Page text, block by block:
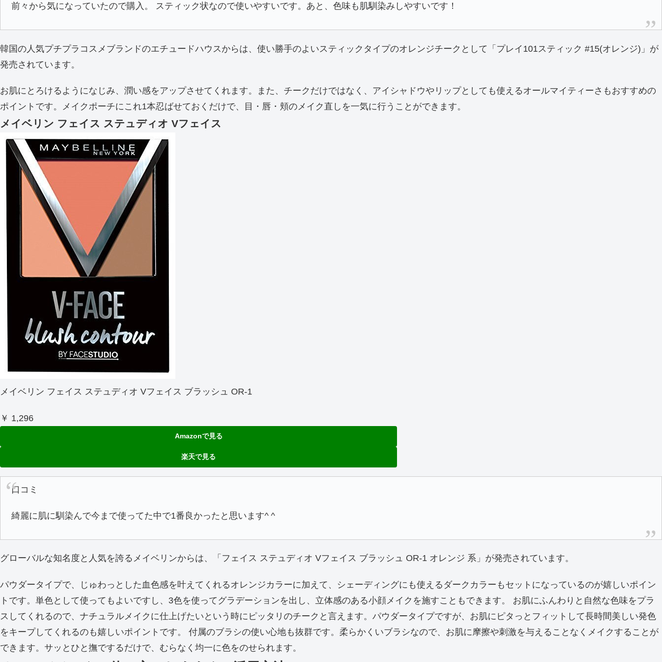
前々から気になっていたので購入。 スティック状なので使いやすいです。あと、色味も肌馴染みしやすいです！
韓国の人気プチプラコスメブランドのエチュードハウスからは、使い勝手のよいスティックタイプのオレンジチークとして「プレイ101スティック #15(オレンジ)」が
発売されています。
お肌にとろけるようになじみ、潤い感をアップさせてくれます。また、チークだけではなく、アイシャドウやリップとしても使えるオールマイティーさもおすすめの
ポイントです。メイクポーチにこれ1本忍ばせておくだけで、目・唇・頬のメイク直しを一気に行うことができます。
メイベリン フェイス ステュディオ Vフェイス
メイベリン フェイス ステュディオ Vフェイス ブラッシュ OR-1
￥ 1,296
Amazonで見る
楽天で見る
口コミ
綺麗に肌に馴染んで今まで使ってた中で1番良かったと思います^ ^
グローバルな知名度と人気を誇るメイベリンからは、「フェイス ステュディオ Vフェイス ブラッシュ OR-1 オレンジ 系」が発売されています。
パウダータイプで、じゅわっとした血色感を叶えてくれるオレンジカラーに加えて、シェーディングにも使えるダークカラーもセットになっているのが嬉しいポイン
トです。単色として使ってもよいですし、3色を使ってグラデーションを出し、立体感のある小顔メイクを施すこともできます。 お肌にふんわりと自然な色味をプラ
スしてくれるので、ナチュラルメイクに仕上げたいという時にピッタリのチークと言えます。パウダータイプですが、お肌にピタっとフィットして長時間美しい発色
をキープしてくれるのも嬉しいポイントです。 付属のブラシの使い心地も抜群です。柔らかくいブラシなので、お肌に摩擦や刺激を与えることなくメイクすることが
できます。サッとひと撫でするだけで、むらなく均一に色をのせられます。